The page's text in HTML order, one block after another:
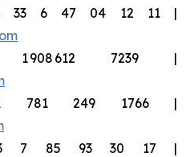
33 6 47 04 12 11 |
1 908 612 7239 |
781 249 1766 |
7 85 93 30 17 |